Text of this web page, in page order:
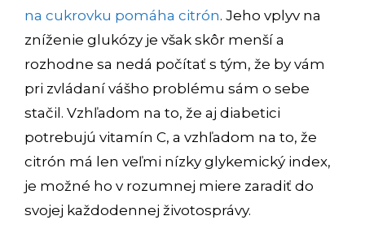
na cukrovku pomáha citrón. Jeho vplyv na
zníženie glukózy je však skôr menší a
rozhodne sa nedá počítať s tým, že by vám
pri zvládaní vášho problému sám o sebe
stačil. Vzhľadom na to, že aj diabetici
potrebujú vitamín C, a vzhľadom na to, že
citrón má len veľmi nízky glykemický index,
je možné ho v rozumnej miere zaradiť do
svojej každodennej životosprávy.